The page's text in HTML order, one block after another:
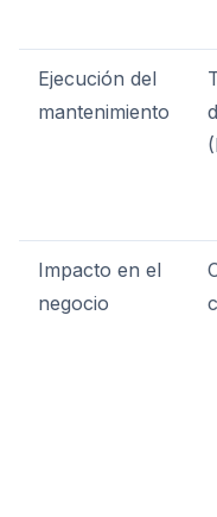
Ejecución del
mantenimiento
Impacto en el
negocio